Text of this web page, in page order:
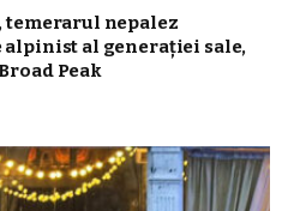
temerarul nepalez
alpinist al generației sale,
Peak